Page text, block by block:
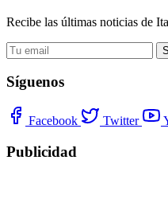
Recibe las últimas noticias de
Síguenos
Facebook Twitter
Publicidad